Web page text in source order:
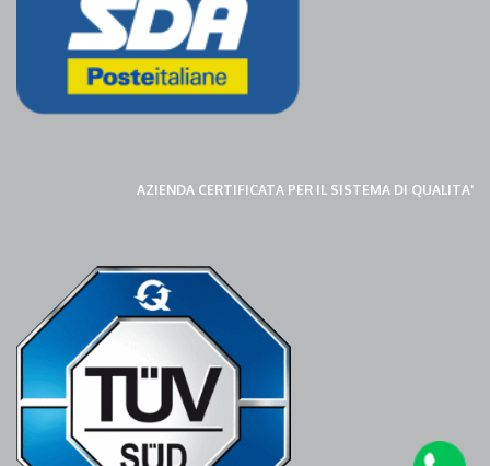
AZIENDA CERTIFICATA PER IL SISTEMA DI QUALITA'